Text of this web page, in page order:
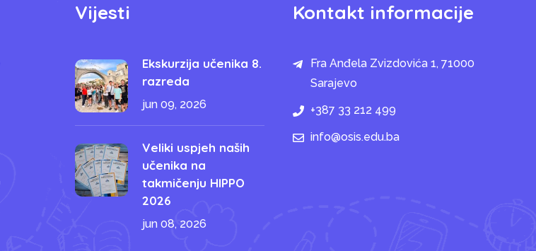
Vijesti
Ekskurzija učenika 8.
razreda
jun 09, 2026
Veliki uspjeh naših
učenika na
takmičenju HIPPO
2026
jun 08, 2026
Kontakt informacije
Fra Anđela Zvizdovića 1, 71000
Sarajevo
+387 33 212 499
info@osis.edu.ba